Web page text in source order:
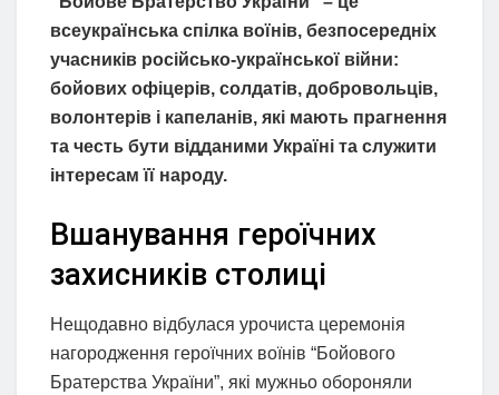
всеукраїнська спілка воїнів, безпосередніх
учасників російсько-української війни:
бойових офіцерів, солдатів, добровольців,
волонтерів і капеланів, які мають прагнення
та честь бути відданими Україні та служити
інтересам її народу.
Вшанування героїчних
захисників столиці
Нещодавно відбулася урочиста церемонія
нагородження героїчних воїнів “Бойового
Братерства України”, які мужньо обороняли